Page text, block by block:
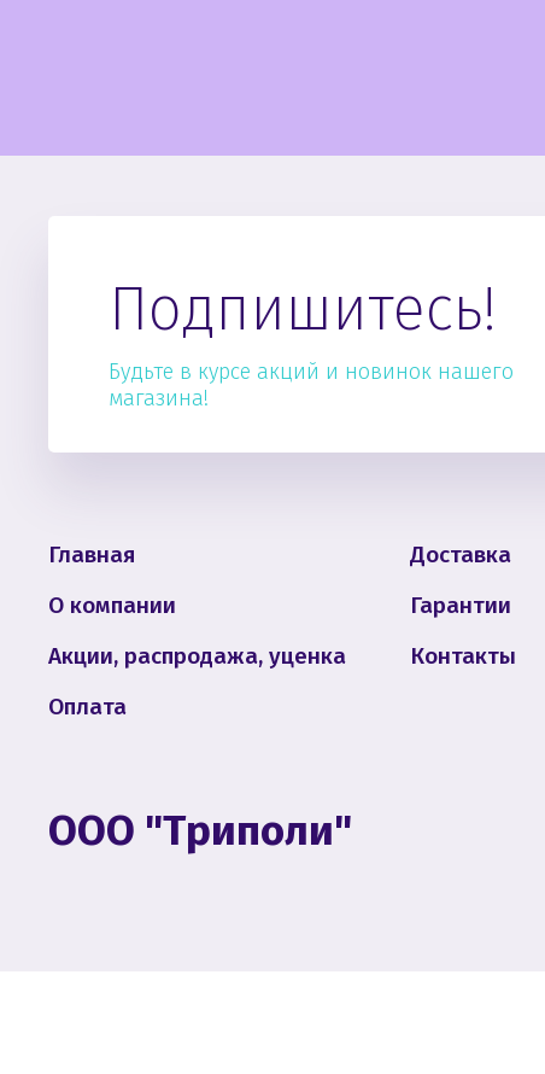
Подпишитесь!
Будьте в курсе акций и новинок нашего
магазина!
Главная
О компании
Акции, распродажа, уценка
Оплата
Доставка
Гарантии
Контакты
ООО "Триполи"